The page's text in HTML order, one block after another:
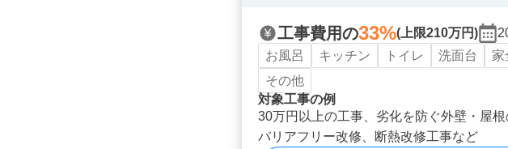
工事費用の33%(上限210万円)
お風呂
キッチン トイレ 洗面台 家
その他
対象工事の例
30万円以上の工事、劣化を防ぐ外壁・屋
バリアフリー改修、断熱改修工事など